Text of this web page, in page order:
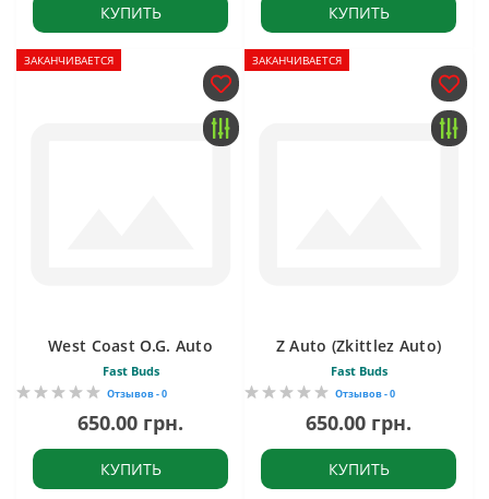
КУПИТЬ КУПИТЬ
ЗАКАНЧИВАЕТСЯ
West Coast O.G. Auto
Fast Buds
Отзывов - 0
650.00 грн.
КУПИТЬ
ЗАКАНЧИВАЕТСЯ
Z Auto (Zkittlez Auto)
Fast Buds
Отзывов - 0
650.00 грн.
КУПИТЬ